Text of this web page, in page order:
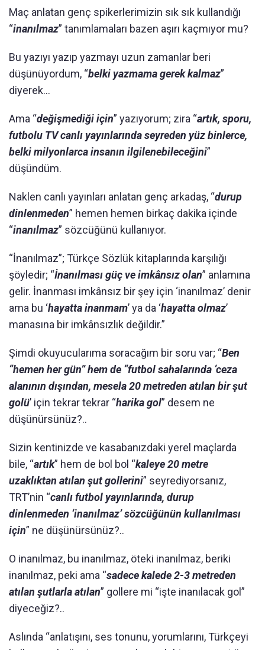
Maç anlatan genç spikerlerimizin sık sık kullandığı
“inanılmaz” tanımlamaları bazen aşırı kaçmıyor mu?
Bu yazıyı yazıp yazmayı uzun zamanlar beri
düşünüyordum, “belki yazmama gerek kalmaz”
diyerek…
Ama “değişmediği için” yazıyorum; zira “artık, sporu,
futbolu TV canlı yayınlarında seyreden yüz binlerce,
belki milyonlarca insanın ilgilenebileceğini”
düşündüm.
Naklen canlı yayınları anlatan genç arkadaş, “durup
dinlenmeden” hemen hemen birkaç dakika içinde
“inanılmaz” sözcüğünü kullanıyor.
“İnanılmaz”; Türkçe Sözlük kitaplarında karşılığı
şöyledir; “İnanılması güç ve imkânsız olan” anlamına
gelir. İnanması imkânsız bir şey için ‘inanılmaz’ denir
ama bu ‘hayatta inanmam’ ya da ‘hayatta olmaz’
manasına bir imkânsızlık değildir.”
Şimdi okuyucularıma soracağım bir soru var; “Ben
“hemen her gün” hem de “futbol sahalarında ‘ceza
alanının dışından, mesela 20 metreden atılan bir şut
golü’ için tekrar tekrar “harika gol” desem ne
düşünürsünüz?..
Sizin kentinizde ve kasabanızdaki yerel maçlarda
bile, “artık” hem de bol bol “kaleye 20 metre
uzaklıktan atılan şut gollerini” seyrediyorsanız,
TRT’nin “canlı futbol yayınlarında, durup
dinlenmeden ‘inanılmaz’ sözcüğünün kullanılması
için” ne düşünürsünüz?..
O inanılmaz, bu inanılmaz, öteki inanılmaz, beriki
inanılmaz, peki ama “sadece kalede 2-3 metreden
atılan şutlarla atılan” gollere mi “işte inanılacak gol”
diyeceğiz?..
Aslında “anlatışını, ses tonunu, yorumlarını, Türkçeyi